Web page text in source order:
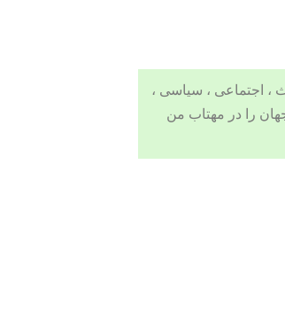
را در مهتاب من